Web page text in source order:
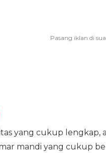
yang cukup
mandi yang cukup